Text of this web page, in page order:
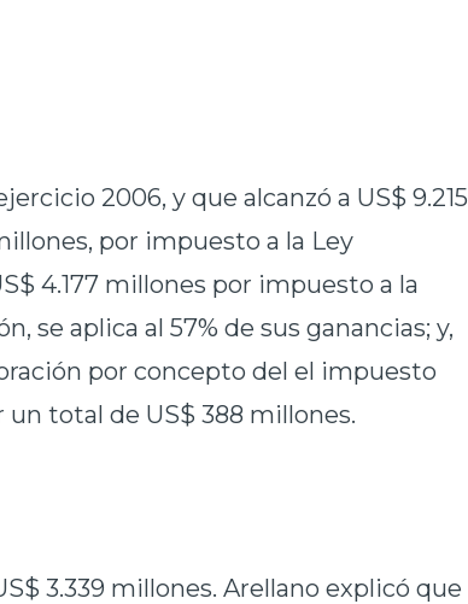
2006, y que alcanzó a US$ 9.215
por impuesto a la Ley
4.177 millones por impuesto a la
se aplica al 57% de sus ganancias; y,
por concepto del el impuesto
un total de US$ 388 millones.
3.339 millones. Arellano explicó que